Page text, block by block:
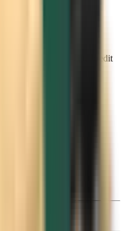
na cenu, využijte kredit